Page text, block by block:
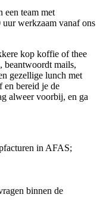
een team met
uur werkzaam vanaf ons
kop koffie of thee
beantwoordt mails,
gezellige lunch met
en bereid je de
alweer voorbij, en ga
in AFAS;
binnen de